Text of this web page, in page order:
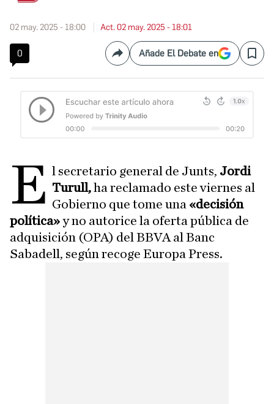
02 may. 2025 - 18:00 Act. 02 may. 2025 - 18:01
0 CompartirAñade El Debate en Save
E l secretario general de Junts, Jordi
Turull,ha reclamado este viernes al
Gobierno que tome una «decisión
política»y no autorice la oferta pública de
adquisición (OPA) del BBVA al Banc
Sabadell, según recoge Europa Press.